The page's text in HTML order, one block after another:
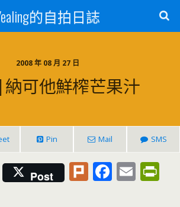
的自拍日誌
2008 年 08 月 27 日
納可他鮮榨芒果汁
Pin Mail SMS
Post Pl F E